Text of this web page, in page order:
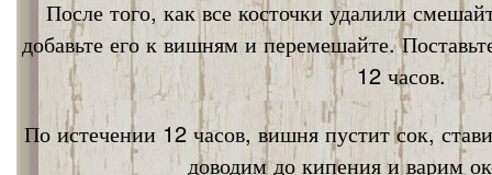
После того, как все косточки удалили
добавьте его к вишням и перемешайте.
12 часов.
По истечении 12 часов, вишня пустит сок,
доводим до кипения и варим